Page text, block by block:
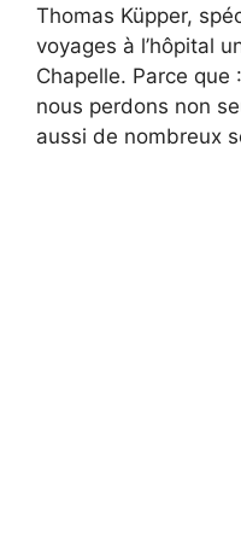
Thomas Küpper,
voyages à l’hôpital
Chapelle. Parce que
nous perdons non
aussi de nombreux